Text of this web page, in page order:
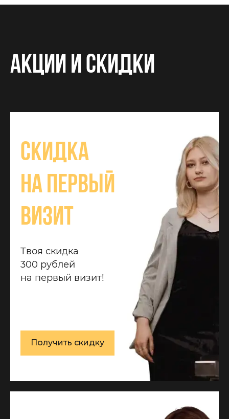
Акции и скидки
Скидка
на первый
визит
Твоя скидка
300 рублей
на первый визит!
Получить скидку